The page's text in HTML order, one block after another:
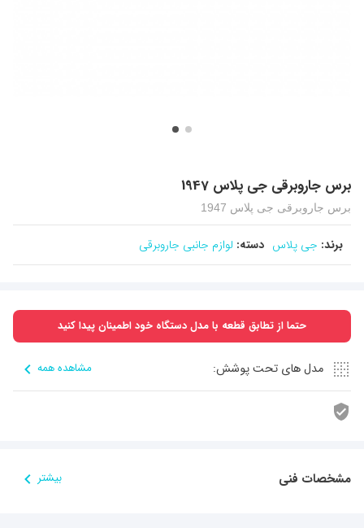
برس جاروبرقی جی پلاس 1947
برس جاروبرقی جی پلاس 1947
برند: جی پلاس دسته: لوازم جانبی جاروبرقی
حتما از تطابق قطعه با مدل دستگاه خود اطمینان پیدا کنید
مدل های تحت پوشش: مشاهده همه
مشخصات فنی بیشتر